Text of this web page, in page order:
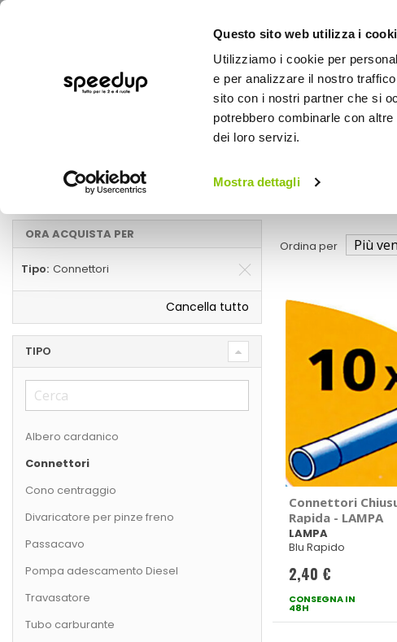
Questo sito web utilizza i
Utilizziamo i cookie per
e per analizzare il nostro
sito con i nostri partner che si
potrebbero combinarle con
dei loro servizi.
Mostra dettagli
BICI OUTDOOR
Auto Manutenzione e ricambi auto
Connettori
Ordina per
Connettori
Rapida - LAMPA
LAMPA
Blu Rapido
2,40 €
CONSEGNA IN
48H
ORA ACQUISTA PER
Tipo Connettori
Cancella tutto
TIPO
Albero cardanico
Connettori
Cono centraggio
Divaricatore per pinze freno
Passacavo
Pompa adescamento Diesel
Travasatore
Tubo carburante